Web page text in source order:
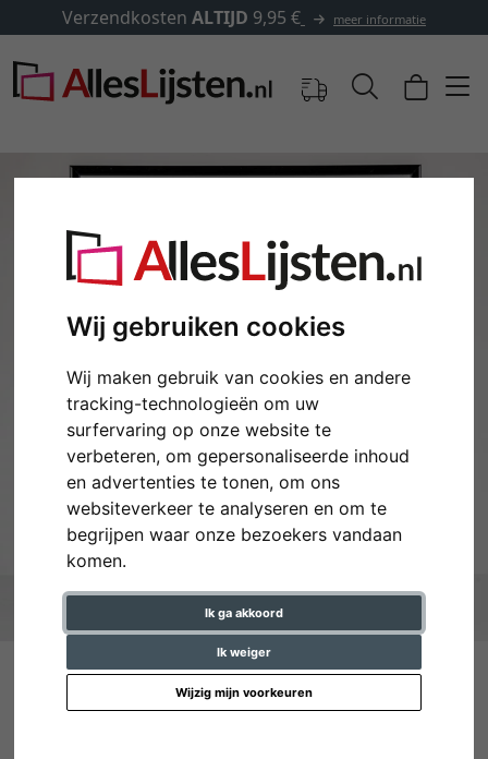
Wij gebruiken cookies
Wij maken gebruik van cookies en andere
tracking-technologieën om uw
surfervaring op onze website te
verbeteren, om gepersonaliseerde inhoud
en advertenties te tonen, om ons
websiteverkeer te analyseren en om te
begrijpen waar onze bezoekers vandaan
komen.
Ik ga akkoord
Ik weiger
Wijzig mijn voorkeuren
✓500.000 artikelen om uit te kiezen
Terug